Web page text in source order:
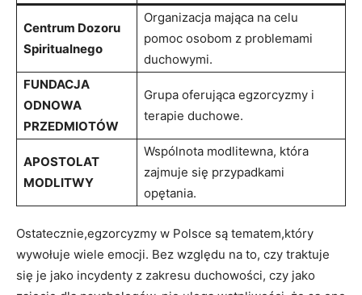
Centrum Dozoru
Spiritualnego
Organizacja mająca⁤ na celu
pomoc osobom​ z ⁤problemami
duchowymi.
FUNDACJA
ODNOWA
PRZEDMIOTÓW
Grupa oferująca egzorcyzmy i
⁣terapie duchowe.
APOSTOLAT
MODLITWY
Wspólnota modlitewna, która
zajmuje się przypadkami⁢
opętania.
Ostatecznie,egzorcyzmy w Polsce są tematem,który
‌wywołuje wiele emocji. Bez względu na to, czy traktuje⁣
się je jako incydenty​ z zakresu duchowości, czy jako